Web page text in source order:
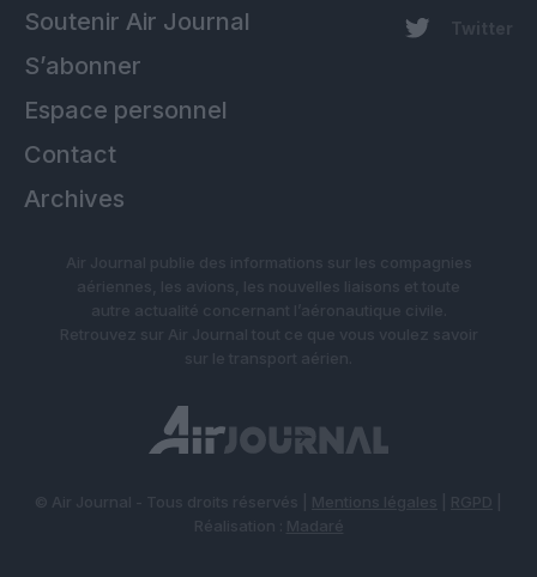
Soutenir Air Journal
S’abonner
Espace personnel
Contact
Archives